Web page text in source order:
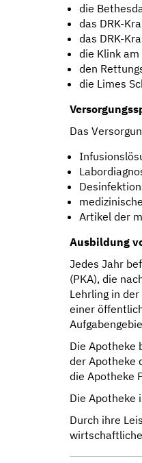
die
das DRK-
das DRK-
die Klink
den
die Limes
Das
Artikel der
Ausbildung
Jedes Jahr
(PKA), die
Lehrling in
einer
Die Apotheke
der Apotheke
die Apotheke
Die Apotheke
Durch ihre